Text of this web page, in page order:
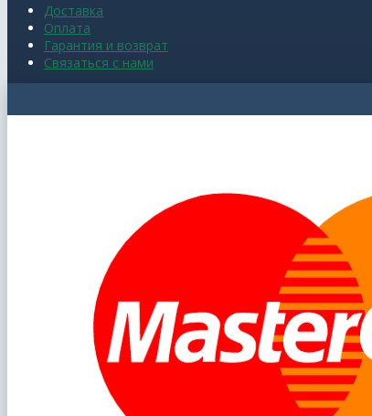
Доставка
Оплата
Гарантия и возврат
Связаться с нами